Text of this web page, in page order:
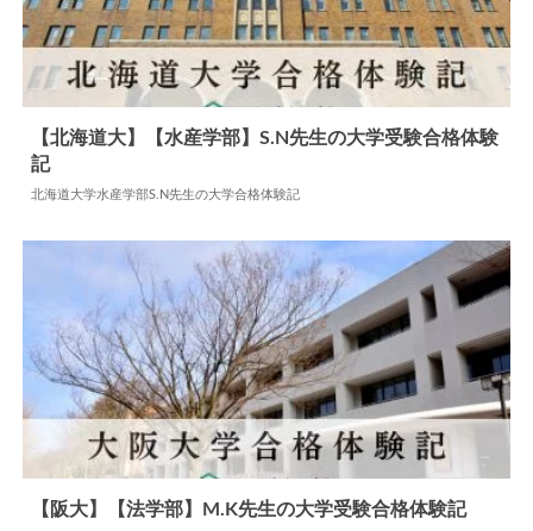
大学合格体験記
【北海道大】【水産学部】S.N先生の大学受験合格体験
記
北海道大学水産学部S.N先生の大学合格体験記
【阪大】【法学部】M.K先生の大学受験合格体験記